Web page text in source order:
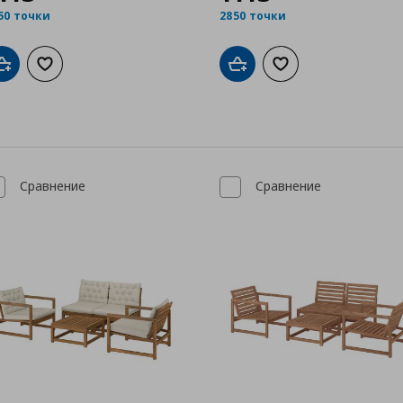
точки
Добави в кошницата
Добави към списъка с любими
2850 точки
Добави в кошницата
Добави към
Сравнение Сравнение